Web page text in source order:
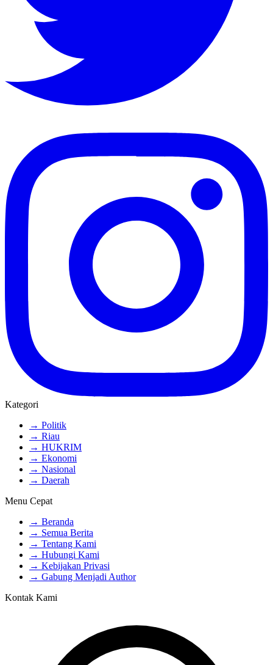
Kategori
→ Politik
→ Riau
→ HUKRIM
→ Ekonomi
→ Nasional
→ Daerah
Menu Cepat
→ Beranda
→ Semua Berita
→ Tentang Kami
→ Hubungi Kami
→ Kebijakan Privasi
→ Gabung Menjadi Author
Kontak Kami